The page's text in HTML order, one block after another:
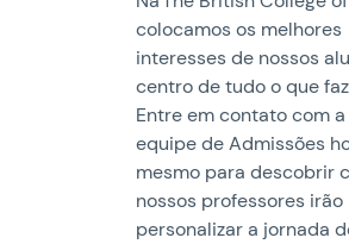
colocamos os melhores
interesses de nossos
centro de tudo o que
Entre em contato com a
equipe de Admissões
mesmo para descobrir
nossos professores irão
personalizar a jornada